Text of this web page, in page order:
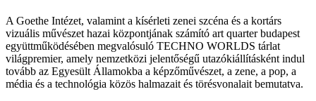
A Goethe Intézet, valamint a kísérleti zenei szcéna és a kortárs
vizuális művészet hazai központjának számító art quarter budapest
együttműködésében megvalósuló TECHNO WORLDS tárlat
világpremier, amely nemzetközi jelentőségű utazókiállításként indul
tovább az Egyesült Államokba a képzőművészet, a zene, a pop, a
média és a technológia közös halmazait és törésvonalait bemutatva.